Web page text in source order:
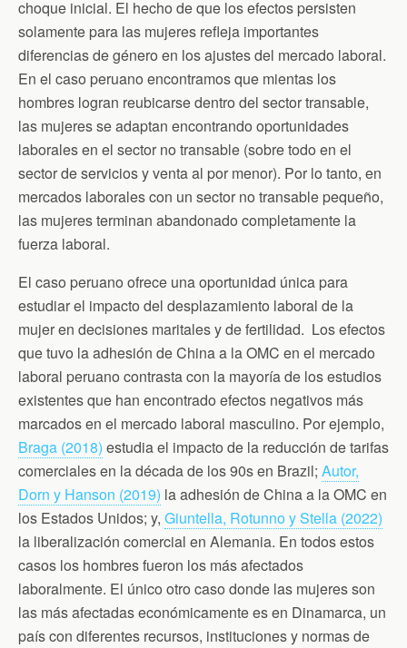
choque inicial. El hecho de que los efectos persisten
solamente para las mujeres refleja importantes
diferencias de género en los ajustes del mercado laboral.
En el caso peruano encontramos que mientas los
hombres logran reubicarse dentro del sector transable,
las mujeres se adaptan encontrando oportunidades
laborales en el sector no transable (sobre todo en el
sector de servicios y venta al por menor). Por lo tanto, en
mercados laborales con un sector no transable pequeño,
las mujeres terminan abandonado completamente la
fuerza laboral.
El caso peruano ofrece una oportunidad única para
estudiar el impacto del desplazamiento laboral de la
mujer en decisiones maritales y de fertilidad. Los efectos
que tuvo la adhesión de China a la OMC en el mercado
laboral peruano contrasta con la mayoría de los estudios
existentes que han encontrado efectos negativos más
marcados en el mercado laboral masculino. Por ejemplo,
Braga (2018) estudia el impacto de la reducción de tarifas
comerciales en la década de los 90s en Brazil; Autor,
Dorn y Hanson (2019) la adhesión de China a la OMC en
los Estados Unidos; y, Giuntella, Rotunno y Stella (2022)
la liberalización comercial en Alemania. En todos estos
casos los hombres fueron los más afectados
laboralmente. El único otro caso donde las mujeres son
las más afectadas económicamente es en Dinamarca, un
país con diferentes recursos, instituciones y normas de